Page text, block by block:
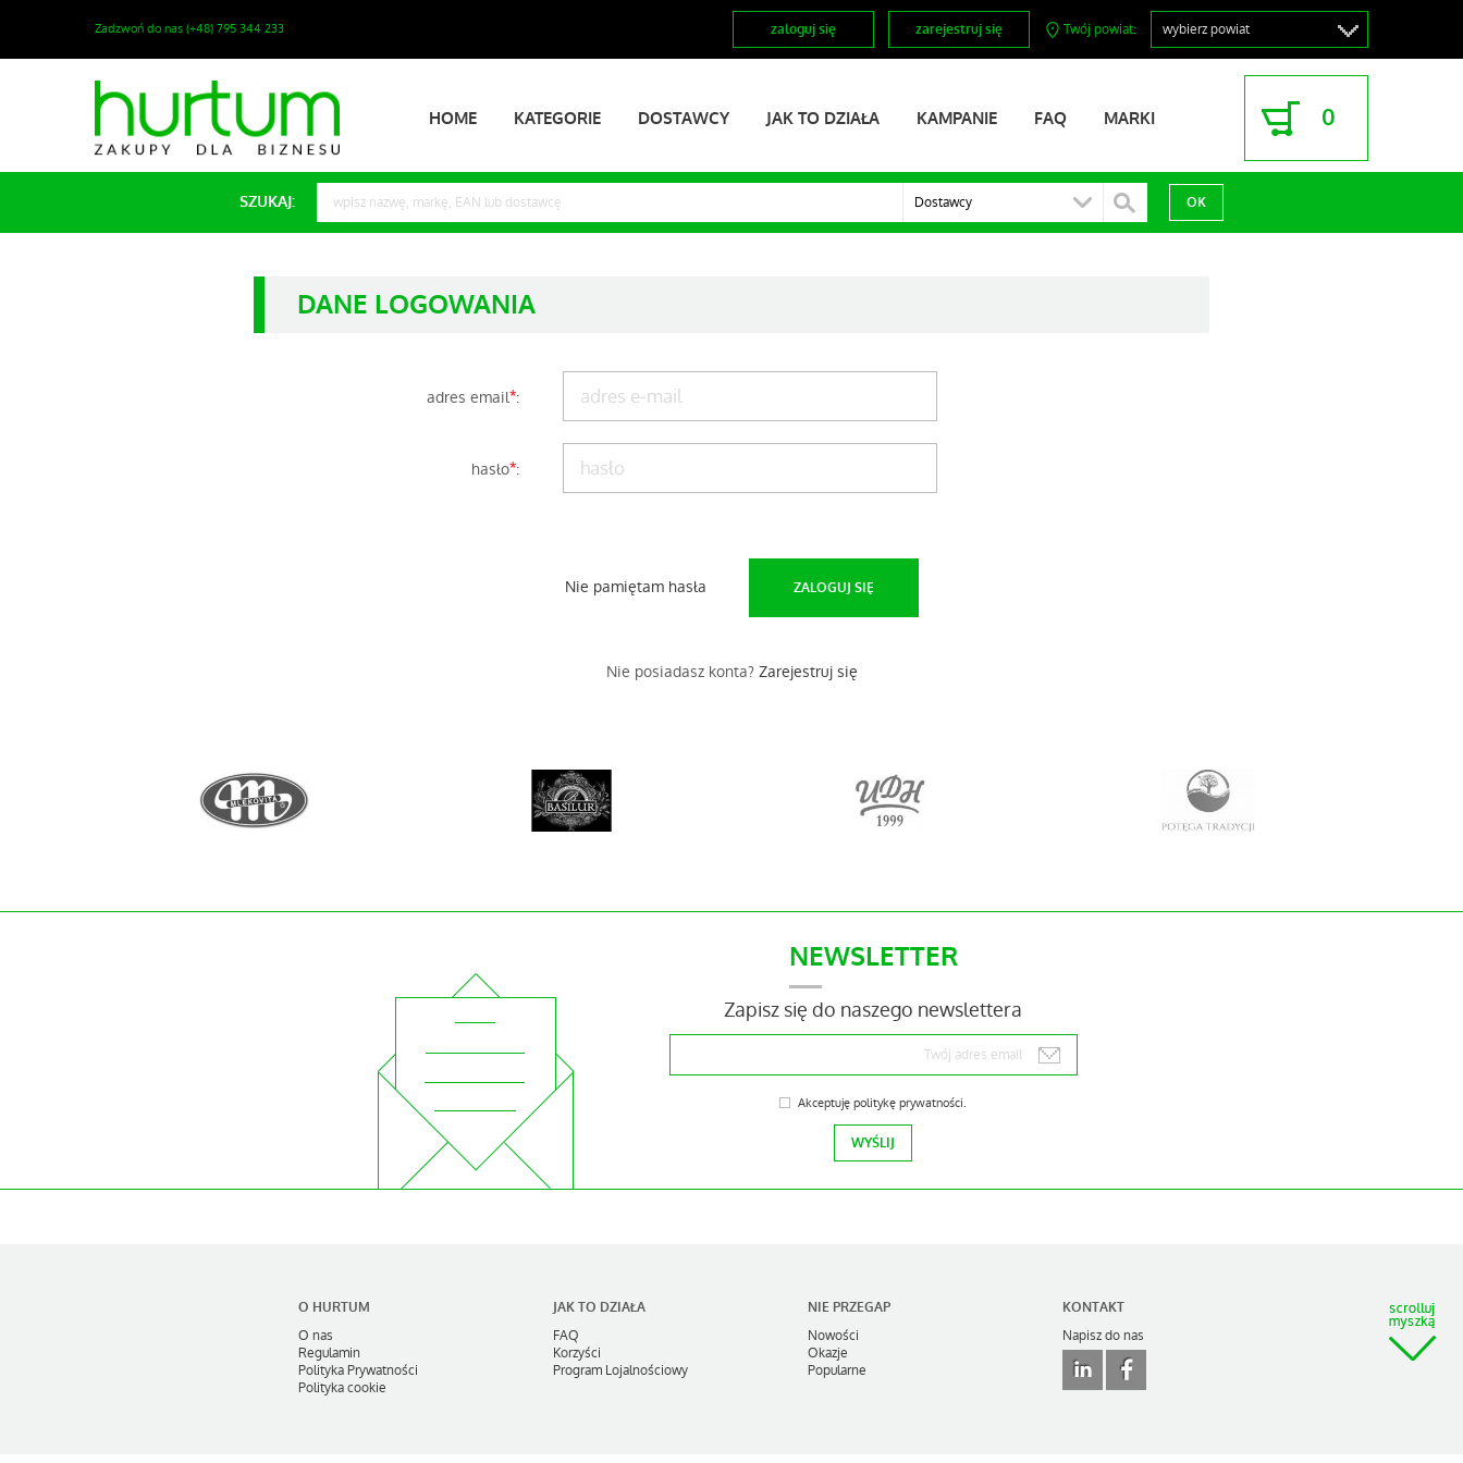
Twój powiat:
zaloguj się zarejestruj się
Zadzwoń do nas (+48) 795 344 233
HOME KATEGORIE DOSTAWCY JAK TO DZIAŁA KAMPANIE FAQ MARKI 0
SZUKAJ: Dostawcy
DANE LOGOWANIA
adres email*:
hasło*:
Nie pamiętam hasła
Nie posiadasz konta? Zarejestruj się
NEWSLETTER
Zapisz się do naszego newslettera
Akceptuję politykę prywatności.
O HURTUM
O nas
Regulamin
Polityka Prywatności
Polityka cookie
JAK TO DZIAŁA
FAQ
Korzyści
Program Lojalnościowy
NIE PRZEGAP
Nowości
Okazje
Popularne
KONTAKT
Napisz do nas